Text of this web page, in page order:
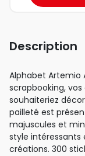
Description
Alphabet Artemio
scrapbooking,
souhaiteriez
pailleté est
majuscules et
style intéressants
créations. 300